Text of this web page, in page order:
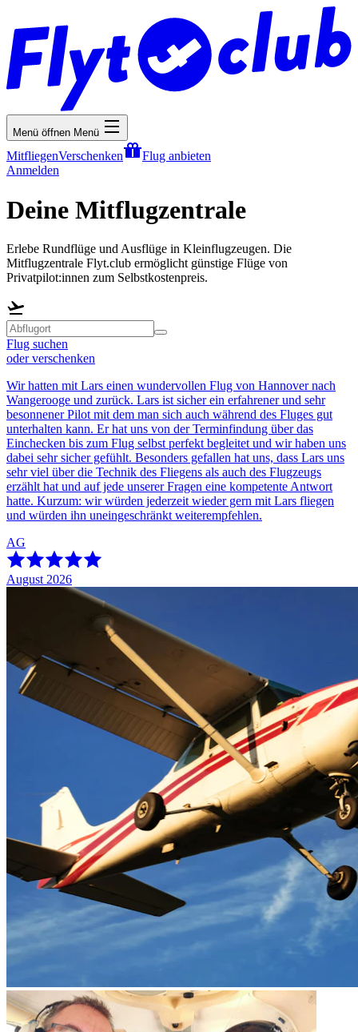
Menü öffnen Menü
MitfliegenVerschenken
Flug anbieten
Anmelden
Deine Mitflugzentrale
Erlebe Rundflüge und Ausflüge in Kleinflugzeugen. Die
Mitflugzentrale Flyt.club ermöglicht günstige Flüge von
Privatpilot:innen zum Selbstkostenpreis.
Flug suchen
oder verschenken
Wir hatten mit Lars einen wundervollen Flug von Hannover nach
Wangerooge und zurück. Lars ist sicher ein erfahrener und sehr
besonnener Pilot mit dem man sich auch während des Fluges gut
unterhalten kann. Er hat uns von der Terminfindung über das
Einchecken bis zum Flug selbst perfekt begleitet und wir haben uns
dabei sehr sicher gefühlt. Besonders gefallen hat uns, dass Lars uns
sehr viel über die Technik des Fliegens als auch des Flugzeugs
erzählt hat und auf jede unserer Fragen eine kompetente Antwort
hatte. Kurzum: wir würden jederzeit wieder gern mit Lars fliegen
und würden ihn uneingeschränkt weiterempfehlen.
AG
August 2026